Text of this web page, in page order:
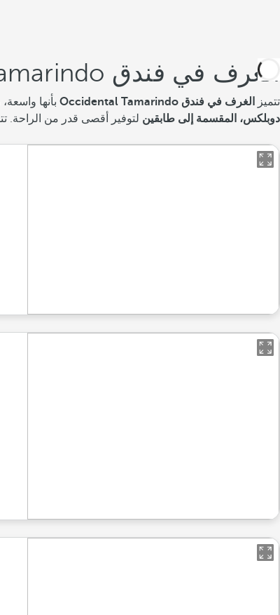
الغرف في فندق Occidental Tamarindo
تتميز الغرف في فندق Occidental Tamarindo بأنها
دوبلكس، المقسمة إلى طابقين لتوفير أقصى قدر من الراحة.